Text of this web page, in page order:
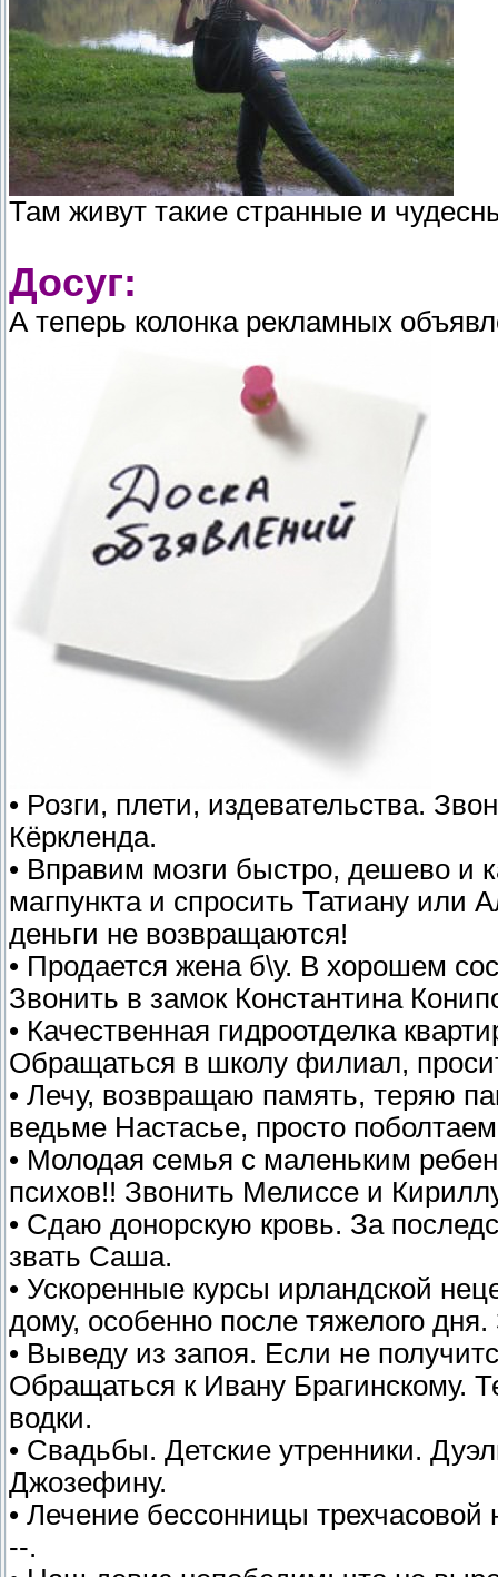
Там живут такие странные и
Досуг:
А теперь колонка рекламных
• Розги, плети, издевательства.
Кёркленда.
• Вправим мозги быстро, дешево и
магпункта и спросить Татиану или
деньги не возвращаются!
• Продается жена б\у. В хорошем
Звонить в замок Константина
• Качественная гидроотделка
Обращаться в школу филиал,
• Лечу, возвращаю память, теряю
ведьме Настасье, просто
• Молодая семья с маленьким
психов!! Звонить Мелиссе и
• Сдаю донорскую кровь. За
звать Саша.
• Ускоренные курсы ирландской
дому, особенно после тяжелого
• Выведу из запоя. Если не
Обращаться к Ивану Брагинскому.
водки.
• Свадьбы. Детские утренники.
Джозефину.
• Лечение бессонницы
--.